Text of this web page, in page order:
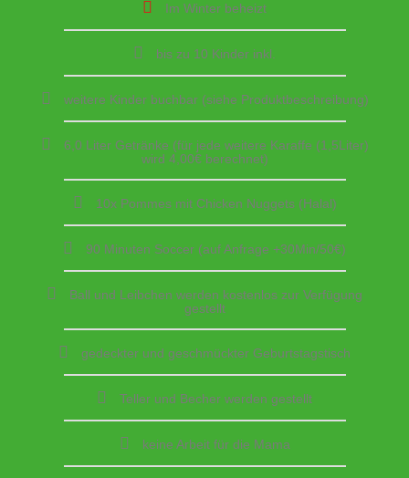
Im Winter beheizt
bis zu 10 Kinder inkl.
weitere Kinder buchbar (siehe Produktbeschreibung)
6,0 Liter Getränke (für jede weitere Karaffe (1,5Liter)
wird 4,00€ berechnet)
10x Pommes mit Chicken Nuggets (Halal)
90 Minuten Soccer (auf Anfrage +30Min/50€)
Ball und Leibchen werden kostenlos zur Verfügung
gestellt
gedeckter und geschmückter Geburtstagstisch
Teller und Becher werden gestellt
keine Arbeit für die Mama